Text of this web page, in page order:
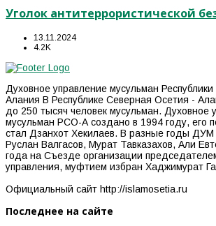
Уголок антитеррористической
13.11.2024
4.2K
Духовное управление мусульман
Алания В Республике Северная Осетия -
до 250 тысяч человек мусульман. Духовное
мусульман РСО-А создано в 1994 году, его
стал Дзанхот Хекилаев. В разные годы
Руслан Валгасов, Мурат Тавказахов, Али
года на Съезде организации
управления, муфтием избран Хаджимурат
Официальный сайт http://islamosetia.ru
Последнее на сайте